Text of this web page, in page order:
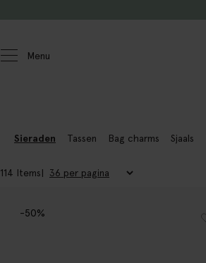
Menu
Sieraden Tassen Bag charms Sjaals
114 Items
-50%